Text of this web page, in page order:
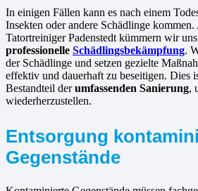
In einigen Fällen kann es nach einem
Insekten oder andere Schädlinge kommen.
Tatortreiniger Padenstedt kümmern wir
professionelle Schädlingsbekämpfung.
der Schädlinge und setzen gezielte
effektiv und dauerhaft zu beseitigen. Dies
Bestandteil derumfassenden Sanierung,
wiederherzustellen.
Entsorgung
Gegenstände